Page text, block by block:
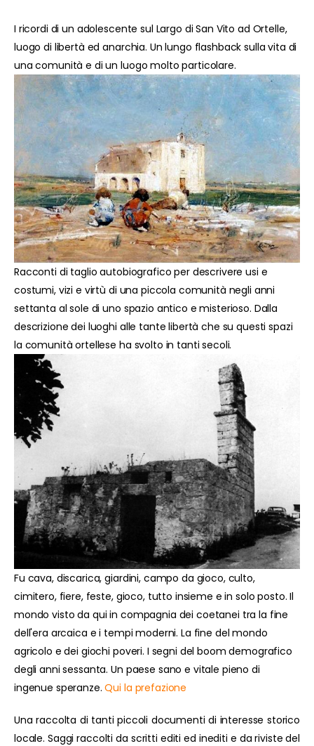
I ricordi di un adolescente sul Largo di San Vito ad Ortelle,
luogo di libertà ed anarchia. Un lungo flashback sulla vita di
una comunità e di un luogo molto particolare.
Racconti di taglio autobiografico per descrivere usi e
costumi, vizi e virtù di una piccola comunità negli anni
settanta al sole di uno spazio antico e misterioso. Dalla
descrizione dei luoghi alle tante libertà che su questi spazi
la comunità ortellese ha svolto in tanti secoli.
Fu cava, discarica, giardini, campo da gioco, culto,
cimitero, fiere, feste, gioco, tutto insieme e in solo posto. Il
mondo visto da qui in compagnia dei coetanei tra la fine
dell'era arcaica e i tempi moderni. La fine del mondo
agricolo e dei giochi poveri. I segni del boom demografico
degli anni sessanta. Un paese sano e vitale pieno di
ingenue speranze.Qui la prefazione
Una raccolta di tanti piccoli documenti di interesse storico
locale. Saggi raccolti da scritti editi ed inediti e da riviste del